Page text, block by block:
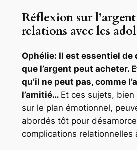
Réflexion sur
relations avec les
Ophélie: Il est essentiel de
que l’argent peut acheter.
qu’il ne peut pas, comme
l’amitié… Et ces sujets,
sur le plan émotionnel,
abordés tôt pour
complications relationnelles